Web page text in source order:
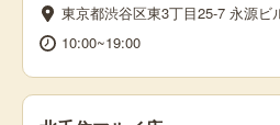
東京都渋谷区東3丁目25-7 永源ビ
10:00~19:00